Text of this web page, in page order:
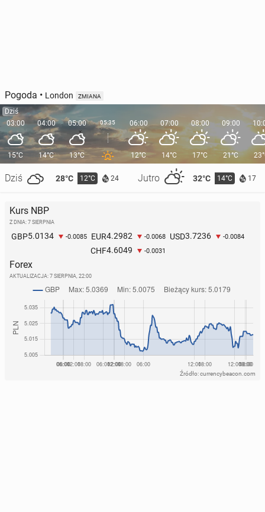
Pogoda • London ZMIANA
Dziś
03:00
15°C
Dziś 28°C 12°C 24 Jutro 32°C 14°C 17
04:00
14°C
05:00
13°C
05:35 06:00
12°C
07:00
14°C
08:00
17°C
09:00
21°C
Kurs NBP
Z DNIA: 7 SIERPNIA
GBP5.0134 -0.0085 EUR4.2982 -0.0068 USD3.7236 -0.0084
CHF4.6049 -0.0031
Forex
AKTUALIZACJA: 7 SIERPNIA, 22:00
Źródło: currencybeacon.com